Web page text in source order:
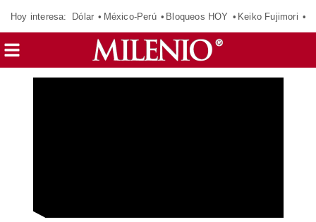
Hoy interesa: Dólar México-Perú Bloqueos HOY Keiko Fujimori